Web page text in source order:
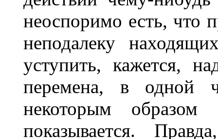
неоспоримо есть, что
неподалеку
уступить, кажется,
перемена, в одной
некоторым
показывается.